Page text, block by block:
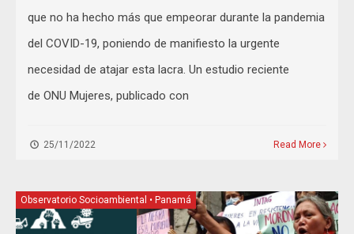
que no ha hecho más que empeorar durante la pandemia
del COVID-19, poniendo de manifiesto la urgente
necesidad de atajar esta lacra. Un estudio reciente
de ONU Mujeres, publicado con
25/11/2022 Read More
Observatorio Socioambiental • Panamá